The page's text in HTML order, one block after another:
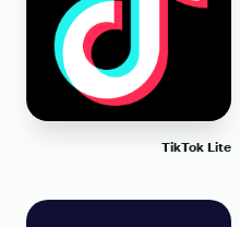
TikTok Lite